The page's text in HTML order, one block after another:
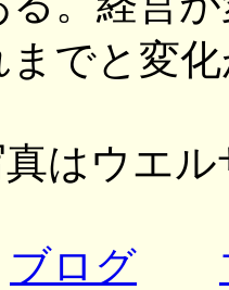
までと変
真はウエ
ブログ